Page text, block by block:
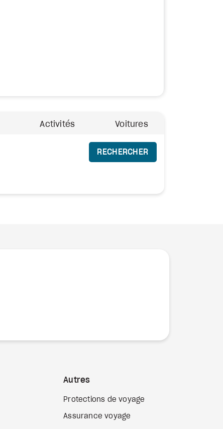
Activités Voitures
RECHERCHER
Autres
Protections de voyage
Assurance voyage